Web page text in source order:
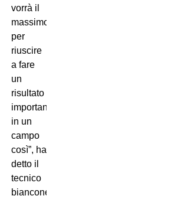
vorrà il
massimo
per
riuscire
a fare
un
risultato
importante
in un
campo
così”, ha
detto il
tecnico
bianconero.